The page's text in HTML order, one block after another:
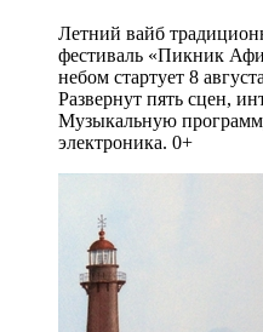
Летний вайб
фестиваль «Пикник
небом стартует 8
Развернут пять сцен,
Музыкальную
электроника. 0+